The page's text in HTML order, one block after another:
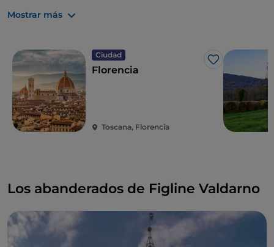
Sábado Santo.
Mostrar más
Ciudad
Me gusta
Florencia
Toscana, Florencia
Los abanderados de Figline Valdarno